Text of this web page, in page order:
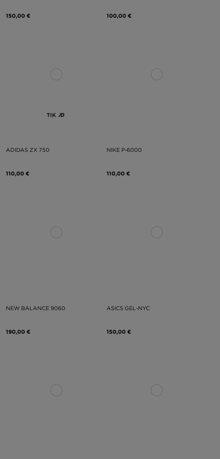
150,00 € 100,00 €
TIK
ADIDAS ZX 750
110,00 €
NIKE P-6000
110,00 €
NEW BALANCE 9060
190,00 €
ASICS GEL-NYC
150,00 €